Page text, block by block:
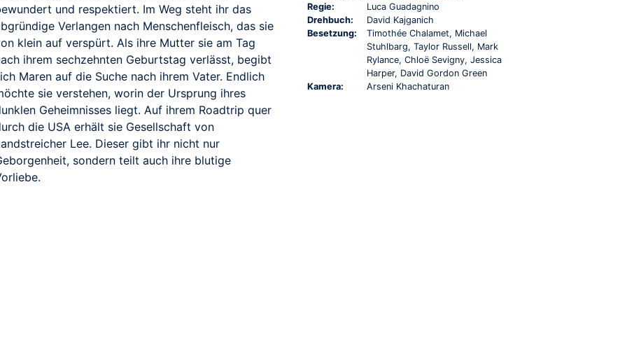
und respektiert. Im Weg steht ihr das
Verlangen nach Menschenfleisch, das sie
klein auf verspürt. Als ihre Mutter sie am Tag
ihrem sechzehnten Geburtstag verlässt, begibt
Maren auf die Suche nach ihrem Vater. Endlich
sie verstehen, worin der Ursprung ihres
Geheimnisses liegt. Auf ihrem Roadtrip quer
die USA erhält sie Gesellschaft von
Lee. Dieser gibt ihr nicht nur
sondern teilt auch ihre blutige
Regie:
Luca Guadagnino
Drehbuch:
David Kajganich
Besetzung:
Timothée Chalamet, Michael
Stuhlbarg, Taylor Russell, Mark
Rylance, Chloë Sevigny, Jessica
Harper, David Gordon Green
Kamera:
Arseni Khachaturan